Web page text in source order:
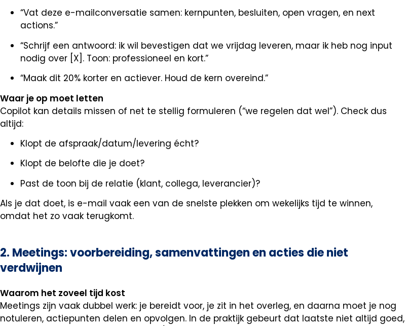
“Vat deze e-mailconversatie samen: kernpunten, besluiten, open vragen, en next
actions.”
“Schrijf een antwoord: ik wil bevestigen dat we vrijdag leveren, maar ik heb nog input
nodig over [X]. Toon: professioneel en kort.”
“Maak dit 20% korter en actiever. Houd de kern overeind.”
Waar je op moet letten
Copilot kan details missen of net te stellig formuleren (“we regelen dat wel”). Check dus
altijd:
Klopt de afspraak/datum/levering écht?
Klopt de belofte die je doet?
Past de toon bij de relatie (klant, collega, leverancier)?
Als je dat doet, is e-mail vaak een van de snelste plekken om wekelijks tijd te winnen,
omdat het zo vaak terugkomt.
2. Meetings: voorbereiding, samenvattingen en acties die niet
verdwijnen
Waarom het zoveel tijd kost
Meetings zijn vaak dubbel werk: je bereidt voor, je zit in het overleg, en daarna moet je nog
notuleren, actiepunten delen en opvolgen. In de praktijk gebeurt dat laatste niet altijd goed,